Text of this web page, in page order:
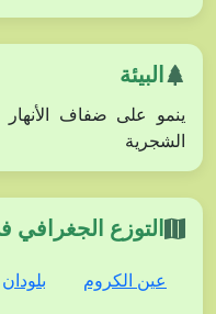
البيئة
ينمو على ضفاف
الشجرية
التوزع
عين الكروم بلودان